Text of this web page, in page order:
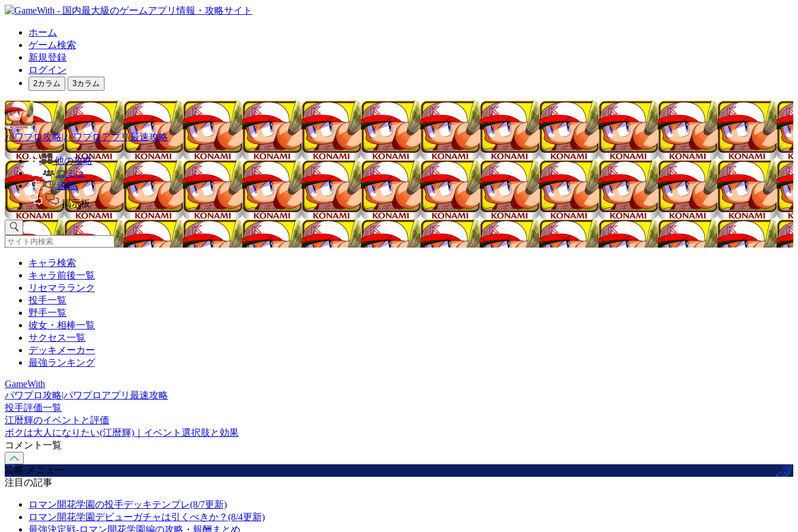
ホーム
ゲーム検索
新規登録
ログイン
2カラム 3カラム
パワプロ攻略|パワプロアプリ最速攻略
他の攻略
コミュ
速報
掲示板
キャラ検索
キャラ前後一覧
リセマラランク
投手一覧
野手一覧
彼女・相棒一覧
サクセス一覧
デッキメーカー
最強ランキング
GameWith
パワプロ攻略|パワプロアプリ最速攻略
投手評価一覧
江暦輝のイベントと評価
ボクは大人になりたい(江暦輝)｜イベント選択肢と効果
コメント一覧
攻略 メニュー
注目の記事
ロマン開花学園の投手デッキテンプレ(8/7更新)
ロマン開花学園デビューガチャは引くべきか？(8/4更新)
最強決定戦-ロマン開花学園編の攻略・報酬まとめ